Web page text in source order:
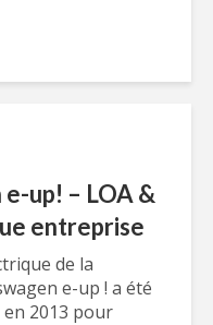
up! – LOA &
entreprise
de la
e-up ! a été
2013 pour